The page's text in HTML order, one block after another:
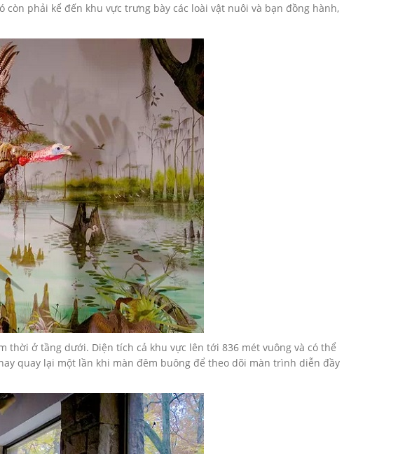
phải kể đến khu vực trưng bày các loài vật nuôi và bạn đồng hành,
ở tầng dưới. Diện tích cả khu vực lên tới 836 mét vuông và có thể
quay lại một lần khi màn đêm buông để theo dõi màn trình diễn đầy